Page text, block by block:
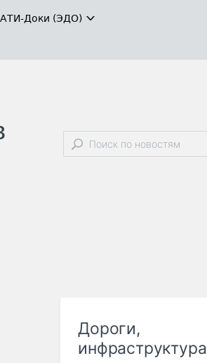
АТИ-Доки (ЭДО)
Дороги,
инфраструктура